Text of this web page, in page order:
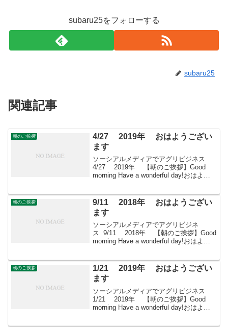
subaru25をフォローする
subaru25
関連記事
朝のご挨拶
4/27 2019年 おはようござい
ます
ソーシアルメディアでアグリビジネス
4/27 2019年 【朝のご挨拶】Good
morning Have a wonderful day!おはよう
に・・・＊ ツツジ...
朝のご挨拶
9/11 2018年 おはようござい
ます
ソーシアルメディアでアグリビジネ
ス 9/11 2018年 【朝のご挨拶】Good
morning Have a wonderful day!おはよう
もに・・・＊ ...
朝のご挨拶
1/21 2019年 おはようござい
ます
ソーシアルメディアでアグリビジネス
1/21 2019年 【朝のご挨拶】Good
morning Have a wonderful day!おはよう